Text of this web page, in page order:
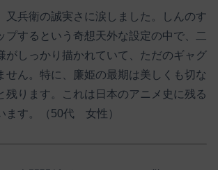
又兵衛の誠実さに涙しました。しんのす
プするという奇想天外な設定の中で、二
がしっかり描かれていて、ただのギャグ
せん。特に、廉姫の最期は美しくも切な
残ります。これは日本のアニメ史に残る
ます。（50代 女性）